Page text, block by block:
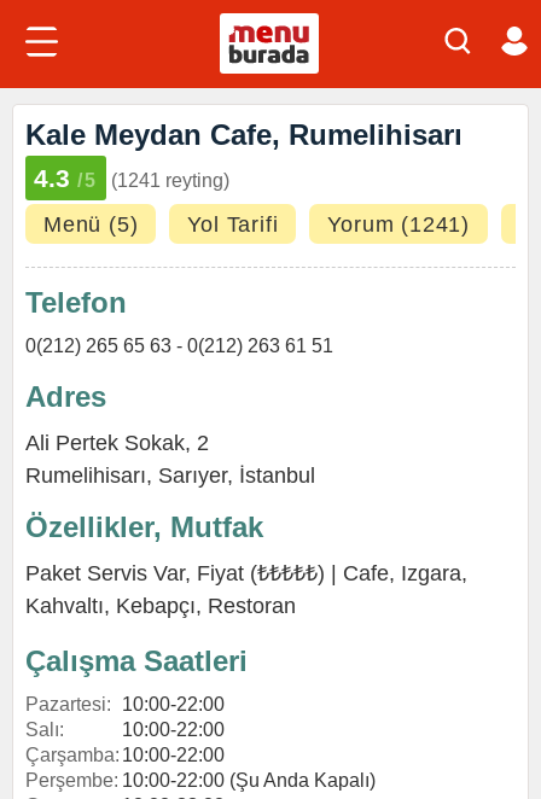
Kale Meydan Cafe, Rumelihisarı
4.3 /5 (1241 reyting)
Menü (5) Yol Tarifi Yorum (1241)
Telefon
0(212) 265 65 63 - 0(212) 263 61 51
Adres
Ali Pertek Sokak, 2
Rumelihisarı, Sarıyer, İstanbul
Özellikler, Mutfak
Paket Servis Var, Fiyat (₺₺₺₺₺) | Cafe, Izgara,
Kahvaltı, Kebapçı, Restoran
Çalışma Saatleri
Pazartesi:
10:00-22:00
Salı:
10:00-22:00
Çarşamba: 10:00-22:00
Perşembe: 10:00-22:00 (Şu Anda Kapalı)